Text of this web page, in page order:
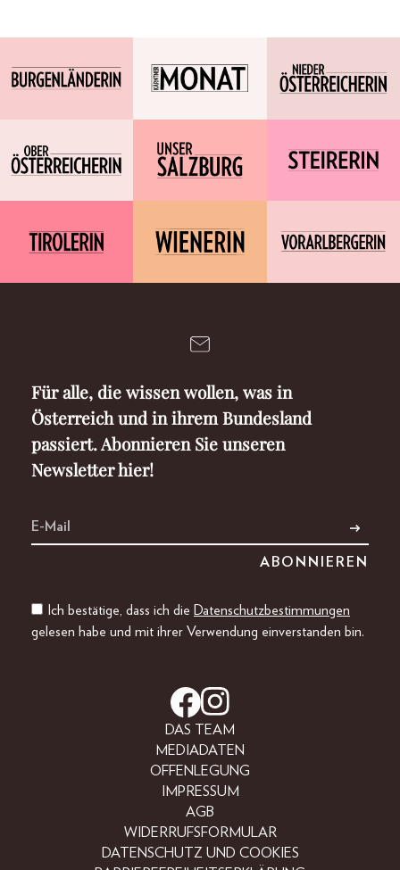
Für alle, die wissen wollen, was in
Österreich und in ihrem Bundesland
passiert. Abonnieren Sie unseren
Newsletter hier!
Ich bestätige, dass ich die Datenschutzbestimmungen
gelesen habe und mit ihrer Verwendung einverstanden bin.
DAS TEAM
MEDIADATEN
OFFENLEGUNG
IMPRESSUM
AGB
WIDERRUFSFORMULAR
DATENSCHUTZ UND COOKIES